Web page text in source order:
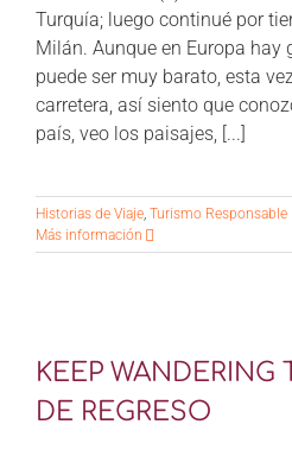
CONTÁCTANOS
Turquía; luego continué por
Milán. Aunque en Europa hay
puede ser muy barato, esta
carretera, así siento que
país, veo los paisajes, [...]
Historias de Viaje, Turismo Responsable
Más información
KEEP WANDERING
DE REGRESO